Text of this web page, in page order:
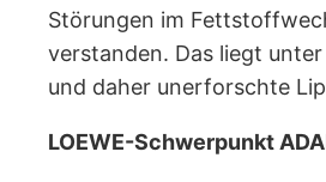
Störungen im
verstanden. Das liegt
und daher unerforschte
LOEWE-Schwerpunkt